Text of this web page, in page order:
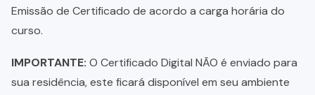
Emissão de Certificado de acordo a carga horária do
curso.
IMPORTANTE: O Certificado Digital NÃO é enviado para
sua residência, este ficará disponível em seu ambiente